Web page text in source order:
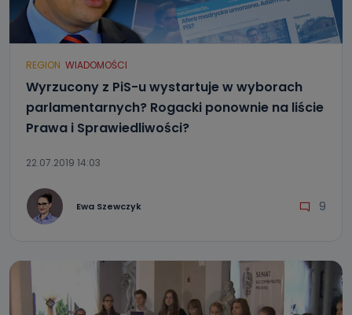
REGION WIADOMOŚCI
Wyrzucony z PiS-u wystartuje w wyborach
parlamentarnych? Rogacki ponownie na liście
Prawa i Sprawiedliwości?
22.07.2019 14:03
Ewa Szewczyk 9